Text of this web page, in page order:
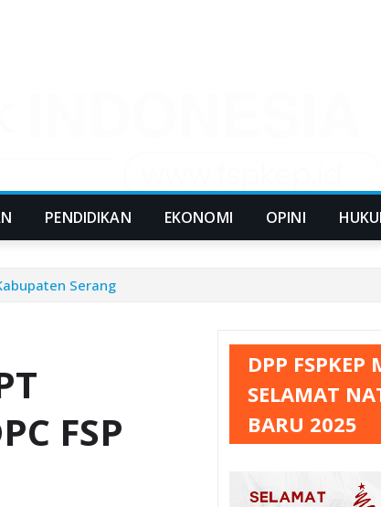
PENDIDIKAN EKONOMI OPINI
Serang
FSP
DPP FSPKEP
SELAMAT
BARU 2025